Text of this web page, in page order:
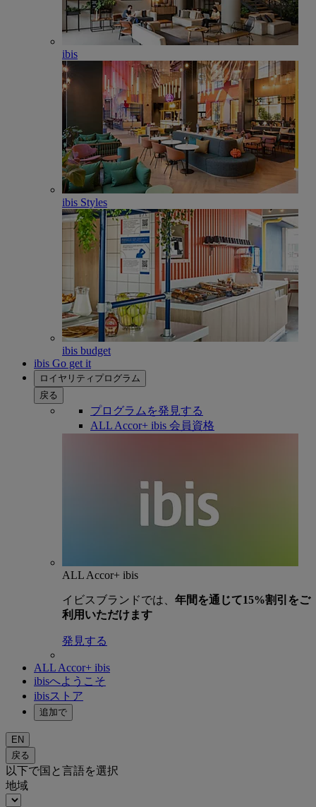
ibis
ibis Styles
ibis budget
ibis Go get it
ロイヤリティプログラム
戻る
プログラムを発見する
ALL Accor+ ibis 会員資格
ALL Accor+ ibis
イビスブランドでは、 年間を通じて15%割引をご
利用いただけます
発見する
ALL Accor+ ibis
ibisへようこそ
ibisストア
追加で
EN
戻る
以下で国と言語を選択
地域